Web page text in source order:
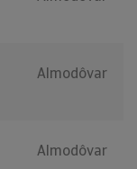
Almodôvar
Almodôvar